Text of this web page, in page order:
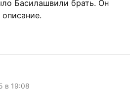
Басилашвили брать. Он
в 19:08